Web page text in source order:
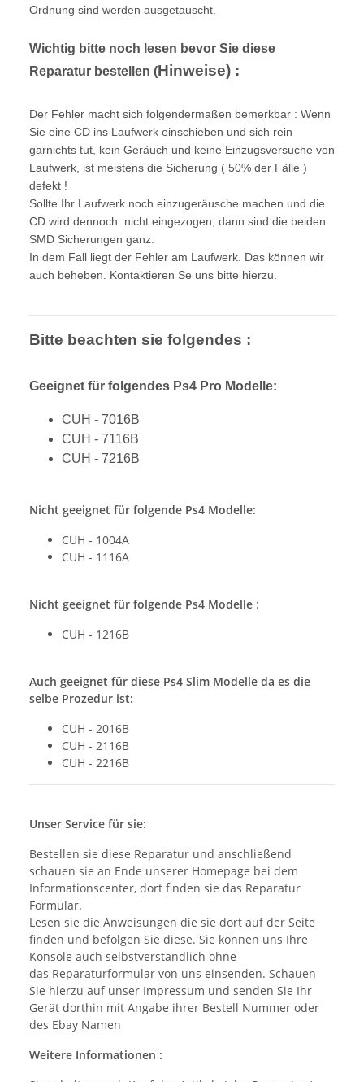
Ordnung sind werden ausgetauscht.
Wichtig bitte noch lesen bevor Sie diese
Reparatur bestellen (Hinweise) :
Der Fehler macht sich folgendermaßen bemerkbar : Wenn
Sie eine CD ins Laufwerk einschieben und sich rein
garnichts tut, kein Geräuch und keine Einzugsversuche von
Laufwerk, ist meistens die Sicherung ( 50% der Fälle )
defekt !
Sollte Ihr Laufwerk noch einzugeräusche machen und die
CD wird dennoch nicht eingezogen, dann sind die beiden
SMD Sicherungen ganz.
In dem Fall liegt der Fehler am Laufwerk. Das können wir
auch beheben. Kontaktieren Se uns bitte hierzu.
Bitte beachten sie folgendes :
Geeignet für folgendes Ps4 Pro Modelle:
CUH - 7016B
CUH - 7116B
CUH - 7216B
Nicht geeignet für folgende Ps4 Modelle:
CUH - 1004A
CUH - 1116A
Nicht geeignet für folgende Ps4 Modelle :
CUH - 1216B
Auch geeignet für diese Ps4 Slim Modelle da es die
selbe Prozedur ist:
CUH - 2016B
CUH - 2116B
CUH - 2216B
Unser Service für sie:
Bestellen sie diese Reparatur und anschließend
schauen sie an Ende unserer Homepage bei dem
Informationscenter, dort finden sie das Reparatur
Formular.
Lesen sie die Anweisungen die sie dort auf der Seite
finden und befolgen Sie diese. Sie können uns Ihre
Konsole auch selbstverständlich ohne
das Reparaturformular von uns einsenden. Schauen
Sie hierzu auf unser Impressum und senden Sie Ihr
Gerät dorthin mit Angabe ihrer Bestell Nummer oder
des Ebay Namen
Weitere Informationen :